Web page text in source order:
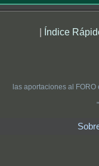
| Índice
las aportaciones al